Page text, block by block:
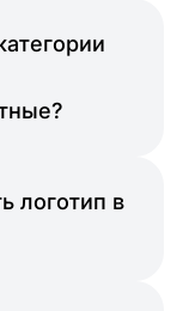
логотип в